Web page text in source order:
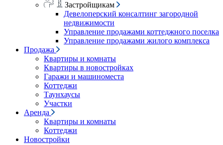
Застройщикам
Девелоперский консалтинг загородной
недвижимости
Управление продажами коттеджного поселка
Управление продажами жилого комплекса
Продажа
Квартиры и комнаты
Квартиры в новостройках
Гаражи и машиноместа
Коттеджи
Таунхаусы
Участки
Аренда
Квартиры и комнаты
Коттеджи
Новостройки